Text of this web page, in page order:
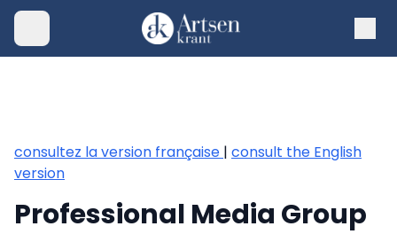
consultez la version française | consult the English
version
Professional Media Group